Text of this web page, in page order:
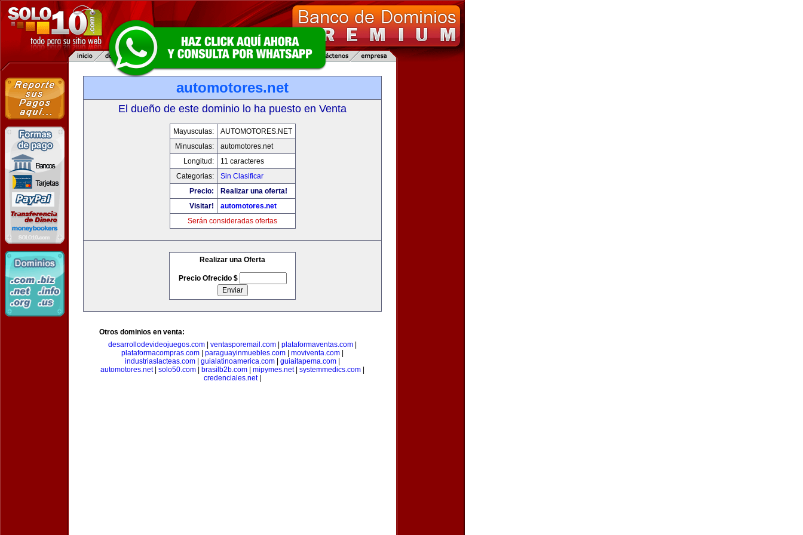
automotores.net
El dueño de este dominio lo ha puesto en Venta
Mayusculas:
AUTOMOTORES.NET
Minusculas:
automotores.net
Longitud:
11 caracteres
Categorias:
Sin Clasificar
Precio:
Realizar una oferta!
Visitar!
automotores.net
Serán consideradas ofertas
Realizar una Oferta
Precio Ofrecido $
Otros dominios en venta:
desarrollodevideojuegos.com
ventasporemail.com plataformaventas.com
plataformacompras.com
paraguayinmuebles.com moviventa.com
industriaslacteas.com
guialatinoamerica.com guiaitapema.com
automotores.net| solo50.com brasilb2b.com mipymes.net| systemmedics.com
credenciales.net|